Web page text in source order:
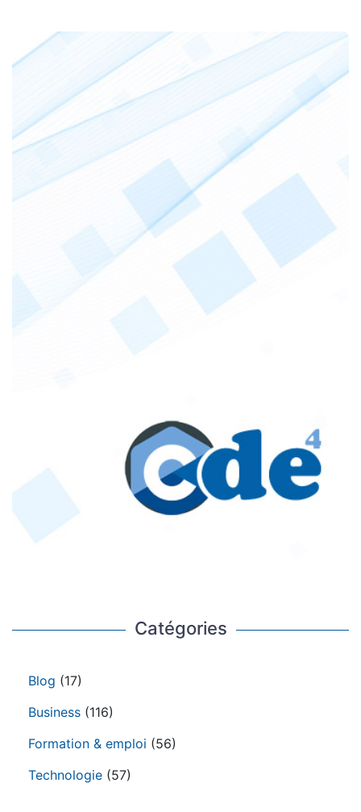
Catégories
Blog (17)
Business (116)
Formation & emploi (56)
Technologie (57)